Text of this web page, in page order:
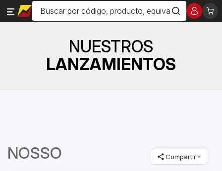
NUESTROS
LANZAMIENTOS
NOSSO Compartir